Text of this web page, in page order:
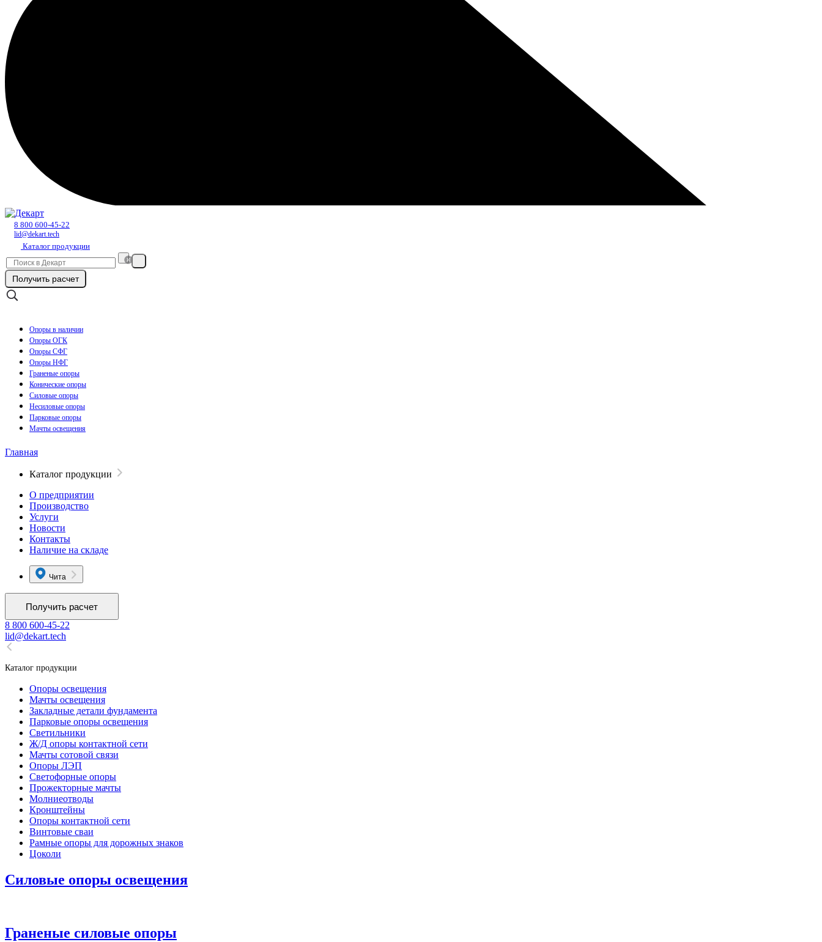
8 800 600-45-22
lid@dekart.tech
Каталог продукции
Получить расчет
Опоры в наличии
Опоры ОГК
Опоры СФГ
Опоры НФГ
Граненые опоры
Конические опоры
Силовые опоры
Несиловые опоры
Парковые опоры
Мачты освещения
Главная
Каталог продукции
О предприятии
Производство
Услуги
Новости
Контакты
Наличие на складе
Чита
Получить расчет
8 800 600-45-22
lid@dekart.tech
Каталог продукции
Oпоры oсвeщения
Мачты освещения
Закладные детали фундамента
Парковые опоры освещения
Светильники
Ж/Д опоры контактной сети
Мачты сотовой связи
Опоры ЛЭП
Светофорные опоры
Прожекторные мачты
Молниеотводы
Кронштейны
Опоры контактной сети
Винтовые сваи
Рамные опоры для дорожных знаков
Цоколи
Силовые опоры освещения
Граненые силовые опоры